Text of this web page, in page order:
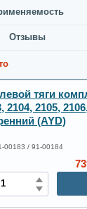
Oтзывы
тяги
2104, 2105,
(AYD)
00183 / 91-00184